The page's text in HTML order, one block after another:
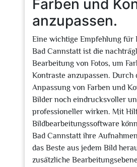
Farben und
anzupassen.
Eine wichtige Empfehlung für
Bad Cannstatt ist die
Bearbeitung von Fotos, um
Kontraste anzupassen. Durch
Anpassung von Farben und
Bilder noch eindrucksvoller
professioneller wirken. Mit
Bildbearbeitungssoftware
Bad Cannstatt ihre
das Beste aus jedem Bild
zusätzliche